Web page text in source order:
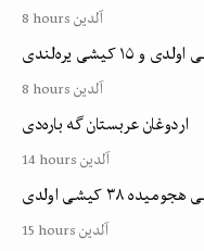
8 hours آلدین
8 hours آلدین
اردوغان عربستان گه باره‌دی
14 hours آلدین
۳۸ کیشی اولدی
15 hours آلدین